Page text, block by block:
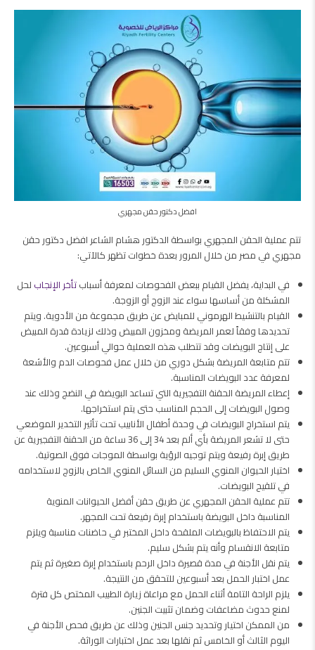
افضل دكتور حقن مجهري
تتم عملية الحقن المجهري بواسطة الدكتور هشام الشاعر افضل دكتور حقن
مجهري في مصر من خلال المرور بعدة خطوات تظهر كالآتي:
في البداية، يفضل القيام ببعض الفحوصات لمعرفة أسبابتأخر الإنجاب لحل
المشكلة من أساسها سواء عند الزوج أو الزوجة.
القيام بالتنشيط الهرموني للمبايض عن طريق مجموعة من الأدوية. ويتم
تحديدها وفقاً لعمر المريضة ومخزون المبيض وذلك لزيادة قدرة المبيض
على إنتاج البويضات وقد تتطلب هذه العملية حوالي أسبوعين.
تتم متابعة المريضة بشكل دوري من خلال عمل فحوصات الدم والأشعة
لمعرفة عدد البويضات المناسبة.
إعطاء المريضة الحقنة التفجيرية التي تساعد البويضة في النضج وذلك عند
وصول البويضات إلى الحجم المناسب حتى يتم استخراجها.
يتم استخراج البويضات في وحدة أطفال الأنابيب تحت تأثير التخدير الموضعي
حتى لا تشعر المريضة بأي ألم بعد 34 إلى 36 ساعة من الحقنة التفجيرية عن
طريق إبرة رفيعة ويتم توجيه الرؤية بواسطة الموجات فوق الصوتية.
اختيار الحيوان المنوي السليم من السائل المنوي الخاص بالزوج لاستخدامه
في تلقيح البويضات.
تتم عملية الحقن المجهري عن طريق حقن أفضل الحيوانات المنوية
المناسبة داخل البويضة باستخدام إبرة رفيعة تحت المجهر.
يتم الاحتفاظ بالبويضات الملقحة داخل المختبر في حاضنات مناسبة ويلزم
متابعة الانقسام وأنه يتم بشكل سليم.
يتم نقل الأجنة في مدة قصيرة داخل الرحم باستخدام إبرة صغيرة ثم يتم
عمل اختبار الحمل بعد أسبوعين للتحقق من النتيجة.
يلزم الراحة التامة أثناء الحمل مع مراعاة زيارة الطبيب المختص كل فترة
لمنع حدوث مضاعفات وضمان تثبيت الجنين.
من الممكن اختيار وتحديد جنس الجنين وذلك عن طريق فحص الأجنة في
اليوم الثالث أو الخامس ثم نقلها بعد عمل اختبارات الوراثة.